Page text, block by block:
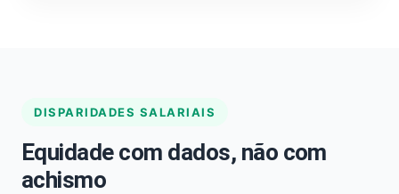
DISPARIDADES SALARIAIS
Equidade com dados, não com
achismo